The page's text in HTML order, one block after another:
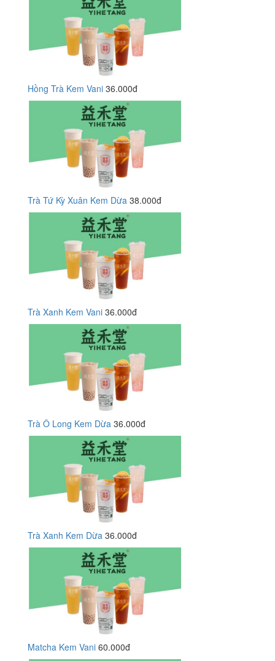
Hồng Trà Kem Vani 36.000đ
Trà Tứ Kỳ Xuân Kem Dừa 38.000đ
Trà Xanh Kem Vani 36.000đ
Trà Ô Long Kem Dừa 36.000đ
Trà Xanh Kem Dừa 36.000đ
Matcha Kem Vani 60.000đ